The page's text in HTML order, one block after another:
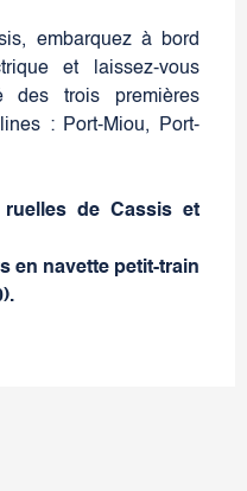
embarquez à bord
et laissez-vous
des trois premières
: Port-Miou, Port-
de Cassis et
en navette petit-train